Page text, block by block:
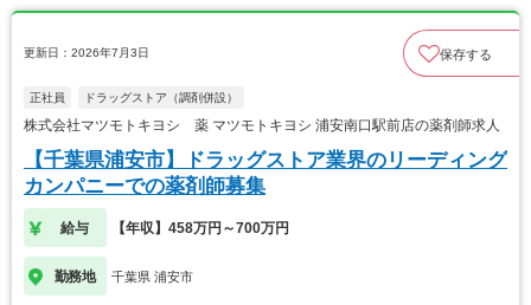
更新日：2026年7月3日 保存する
正社員 ドラッグストア（調剤併設）
株式会社マツモトキヨシ 薬 マツモトキヨシ 浦安南口駅前店の薬剤師求人
【千葉県浦安市】ドラッグストア業界のリーディング
カンパニーでの薬剤師募集
給与 【年収】458万円～700万円
勤務地 千葉県 浦安市